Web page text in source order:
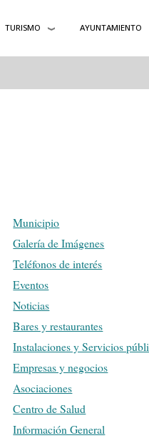
TURISMO AYUNTAMIENTO
Municipio
Galería de Imágenes
Teléfonos de interés
Eventos
Noticias
Bares y restaurantes
Instalaciones y Servicios
Empresas y negocios
Asociaciones
Centro de Salud
Información General